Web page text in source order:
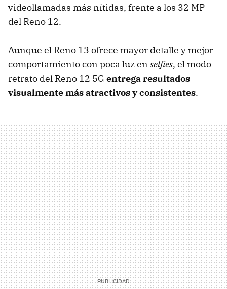
videollamadas más nítidas, frente a los 32 MP
del Reno 12.
Aunque el Reno 13 ofrece mayor detalle y mejor
comportamiento con poca luz en selfies, el modo
retrato del Reno 12 5Gentrega resultados
visualmente más atractivos y consistentes.